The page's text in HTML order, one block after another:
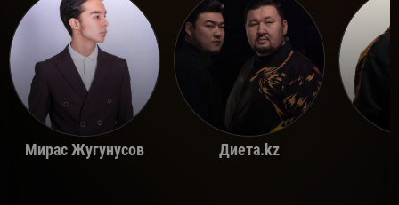
Мирас Жугунусов Диета.kz